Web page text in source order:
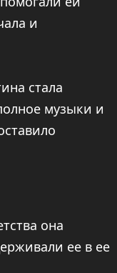
и
стала
музыки и
она
ее в ее